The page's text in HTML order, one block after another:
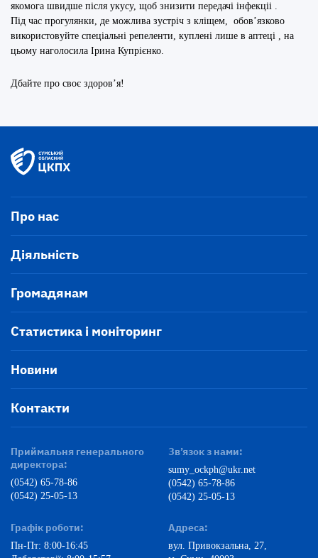
якомога швидше після укусу, щоб знизити передачі інфекціі .
Під час прогулянки, де можлива зустріч з кліщем, обов’язково
використовуйте спеціальні репеленти, куплені лише в аптеці , на
цьому наголосила Ірина Купрієнко.
Дбайте про своє здоров’я!
Про нас
Діяльність
Громадянам
Статистика і моніторинг
Новини
Контакти
Приймальня генерального
директора:
(0542) 65-78-86
(0542) 25-05-13
Зв’язок з нами:
sumy_ockph@ukr.net
(0542) 65-78-86
(0542) 25-05-13
Графік роботи:
Пн-Пт: 8:00-16:45
Адреса:
вул. Привокзальна, 27,